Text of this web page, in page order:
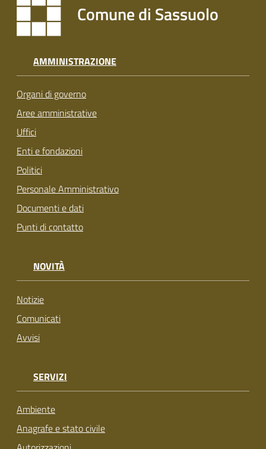
Comune di Sassuolo
AMMINISTRAZIONE
Organi di governo
Aree amministrative
Uffici
Enti e fondazioni
Politici
Personale Amministrativo
Documenti e dati
Punti di contatto
NOVITÀ
Notizie
Comunicati
Avvisi
SERVIZI
Ambiente
Anagrafe e stato civile